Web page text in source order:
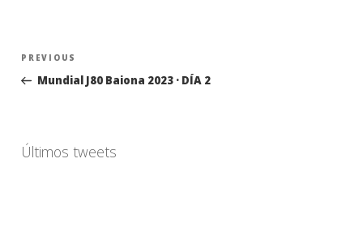
Navegación
entradas
Previous
Post
PREVIOUS
Mundial J80 Baiona 2023 · DÍA 2
Últimos tweets